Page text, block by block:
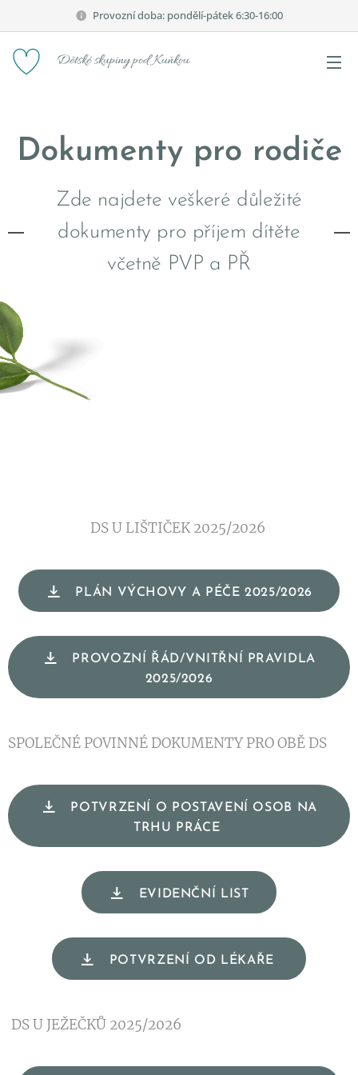
Provozní doba: pondělí-pátek 6:30-16:00
Dětské skupiny pod Kuňkou
Dokumenty pro rodiče
Zde najdete veškeré důležité
dokumenty pro příjem dítěte
včetně PVP a PŘ
DS U LIŠTIČEK 2025/2026
PLÁN VÝCHOVY A PÉČE 2025/2026
PROVOZNÍ ŘÁD/VNITŘNÍ PRAVIDLA
2025/2026
SPOLEČNÉ POVINNÉ DOKUMENTY PRO OBĚ DS
POTVRZENÍ O POSTAVENÍ OSOB NA
TRHU PRÁCE
EVIDENČNÍ LIST
POTVRZENÍ OD LÉKAŘE
DS U JEŽEČKŮ 2025/2026